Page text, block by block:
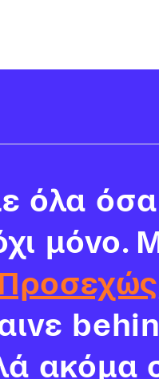
όλα
μόνο.
Προσεχώς
ακόμα